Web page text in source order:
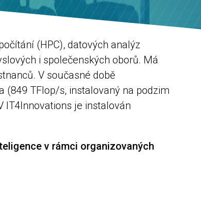
(HPC), datových analýz
i společenských oborů. Má
V současné době
(849 TFlop/s, instalovaný na podzim
IT4Innovations je instalován
v rámci organizovaných